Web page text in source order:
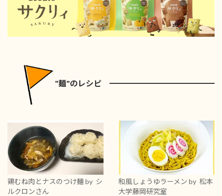
"麺"のレシピ
鶏むね肉とナスのつけ麺by シ
ルクロンさん
和風しょうゆラーメン by 松本
大学藤岡研究室